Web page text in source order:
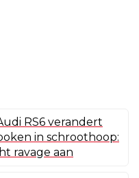
RS6 verandert
in schroothoop:
ravage aan